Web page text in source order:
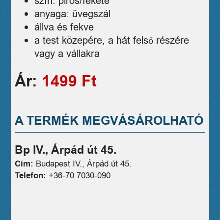
anyaga: üvegszál
állva és fekve
a test közepére, a hát felső részére
vagy a vállakra
Ár: 1499 Ft
A TERMÉK MEGVÁSÁROLHATÓ
Bp IV., Árpád út 45.
Cím: Budapest IV., Árpád út 45.
Telefon: +36-70 7030-090